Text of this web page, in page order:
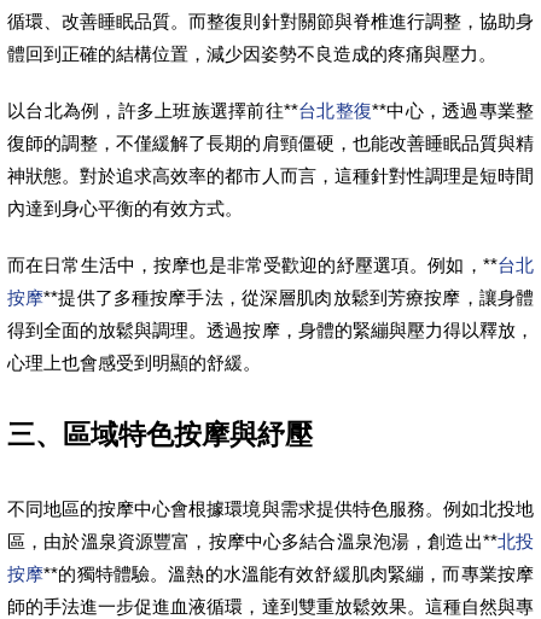
循環、改善睡眠品質。而整復則針對關節與脊椎進行調整，協助身
體回到正確的結構位置，減少因姿勢不良造成的疼痛與壓力。
以台北為例，許多上班族選擇前往**台北整復**中心，透過專業整
復師的調整，不僅緩解了長期的肩頸僵硬，也能改善睡眠品質與精
神狀態。對於追求高效率的都市人而言，這種針對性調理是短時間
內達到身心平衡的有效方式。
而在日常生活中，按摩也是非常受歡迎的紓壓選項。例如，**台北
按摩**提供了多種按摩手法，從深層肌肉放鬆到芳療按摩，讓身體
得到全面的放鬆與調理。透過按摩，身體的緊繃與壓力得以釋放，
心理上也會感受到明顯的舒緩。
三、區域特色按摩與紓壓
不同地區的按摩中心會根據環境與需求提供特色服務。例如北投地
區，由於溫泉資源豐富，按摩中心多結合溫泉泡湯，創造出**北投
按摩**的獨特體驗。溫熱的水溫能有效舒緩肌肉緊繃，而專業按摩
師的手法進一步促進血液循環，達到雙重放鬆效果。這種自然與專